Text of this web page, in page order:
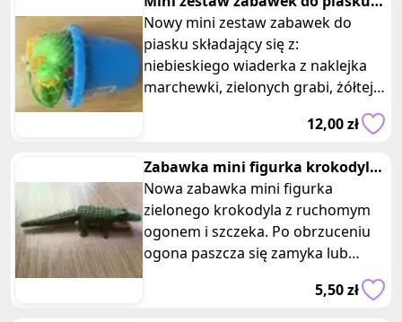
niebieski
Nowy mini zestaw zabawek do
piasku składający się z:
niebieskiego wiaderka z naklejka
marchewki, zielonych grabi, żółtej
łopatki i trzech foremek w różnych
12,00 zł
Zabawka mini figurka krokodyla
z ruchomym ogonem i szczeka
Nowa zabawka mini figurka
zielonego krokodyla z ruchomym
ogonem i szczeka. Po obrzuceniu
ogona paszcza się zamyka lub
otwiera. Tak samo przy zmaknieciu
5,50 zł